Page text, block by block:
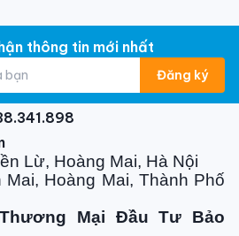
chuẩn/tối đa (m)
đa (m)
(g)
thông tin mới nhất
Đăng ký
Lừ, Hoàng Mai, Hà Nội
Hoàng Mai, Thành Phố
Mại Đầu Tư Bảo